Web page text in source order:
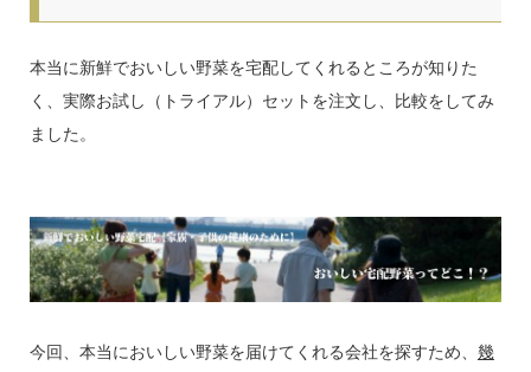
本当に新鮮でおいしい野菜を宅配してくれるところが知りた
く、実際お試し（トライアル）セットを注文し、比較をしてみ
ました。
今回、本当においしい野菜を届けてくれる会社を探すため、 幾